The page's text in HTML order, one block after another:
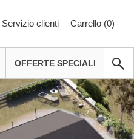
Servizio clienti Carrello (0)
OFFERTE SPECIALI